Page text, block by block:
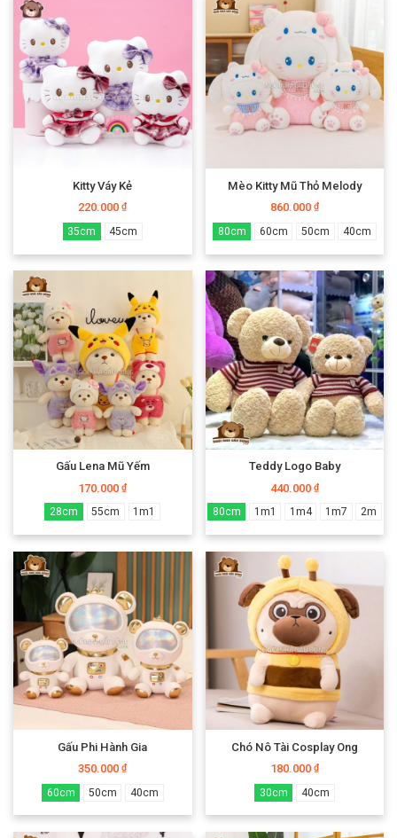
Kitty Váy Kẻ
220.000₫
35cm 45cm
Mèo Kitty Mũ Thỏ Melody
860.000 ₫
80cm 60cm 50cm 40cm
Gấu Lena Mũ Yếm
170.000₫
28cm 55cm 1m1
Teddy Logo Baby
440.000 ₫
80cm 1m1 1m4 1m7 2m
Gấu Phi Hành Gia
350.000₫
60cm 50cm 40cm
Chó Nô Tài Cosplay Ong
180.000 ₫
30cm 40cm